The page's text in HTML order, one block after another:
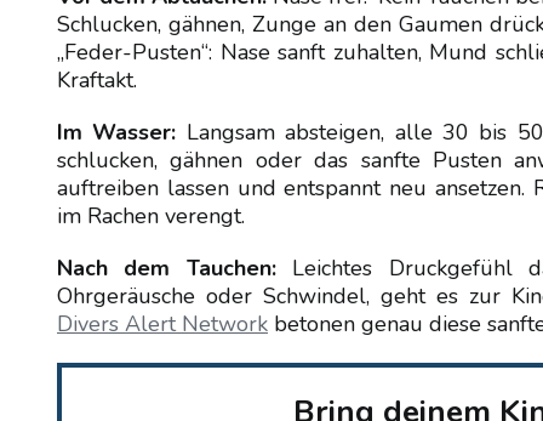
Schlucken, gähnen, Zunge an den Gaumen
„Feder-Pusten“: Nase sanft zuhalten, Mund
Kraftakt.
Im Wasser: Langsam absteigen, alle 30 bis
schlucken, gähnen oder das sanfte Pusten
auftreiben lassen und entspannt neu
im Rachen verengt.
Nach dem Tauchen:Leichtes Druckgefühl
Ohrgeräusche oder Schwindel, geht es zur
Divers Alert Network betonen genau diese
Bring deinem